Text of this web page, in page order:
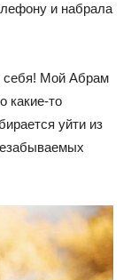
и набрала
себя! Мой Абрам
какие-то
уйти из